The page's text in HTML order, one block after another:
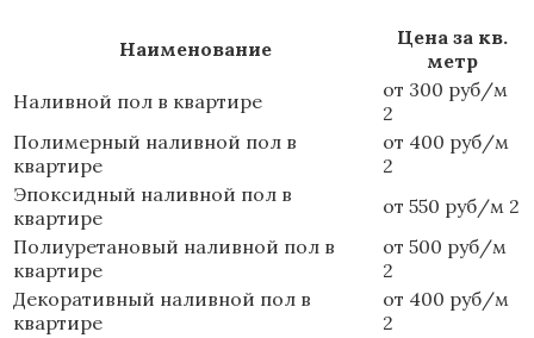
Наименование
Цена за кв.
метр
Наливной пол в квартире
от 300 руб/м
2
Полимерный наливной пол в
квартире
от 400 руб/м
2
Эпоксидный наливной пол в
квартире
от 550 руб/м 2
Полиуретановый наливной пол в
квартире
от 500 руб/м
2
Декоративный наливной пол в
квартире
от 400 руб/м
2